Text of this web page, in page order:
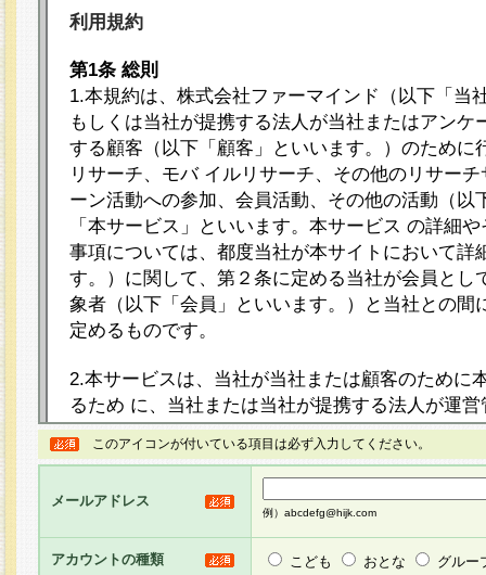
利用規約
第1条 総則
1.本規約は、株式会社ファーマインド（以下「当
もしくは当社が提携する法人が当社またはアンケ
する顧客（以下「顧客」といいます。）のために
リサーチ、モバ イルリサーチ、その他のリサー
ーン活動への参加、会員活動、その他の活動（以
「本サービス」といいます。本サービス の詳細
事項については、都度当社が本サイトにおいて詳
す。）に関して、第２条に定める当社が会員とし
象者（以下「会員」といいます。）と当社との間
定めるものです。
2.本サービスは、当社が当社または顧客のために
るため に、当社または当社が提携する法人が運
ト（以下「本サイト」といいます。）上に本サー
ージを設け、会員がアンケー ト調査に回答する
し、その結果を当社が集計・分析その他の利用を
るものです。なお、本サービスは、それぞれの目
員に対して本サービスの依頼を行うこともあり、
た全ての会員に対して本サービスの依頼をすると
このアイコンが付いている項目は必ず入力してください。
メールアドレス
例）abcdefg@hijk.com
アカウントの種類 こども おとな グルー